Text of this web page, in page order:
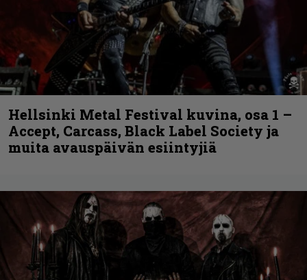
Hellsinki Metal Festival kuvina, osa 1 –
Accept, Carcass, Black Label Society ja
muita avauspäivän esiintyjiä